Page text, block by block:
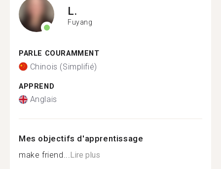
L.
Fuyang
PARLE COURAMMENT
Chinois (Simplifié)
APPREND
Anglais
Mes objectifs d'apprentissage
make friend...Lire plus